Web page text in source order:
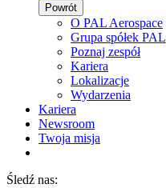
Powrót
O PAL Aerospace
Grupa spółek PAL
Poznaj zespół
Kariera
Lokalizacje
Wydarzenia
Kariera
Newsroom
Twoja misja
Śledź nas: